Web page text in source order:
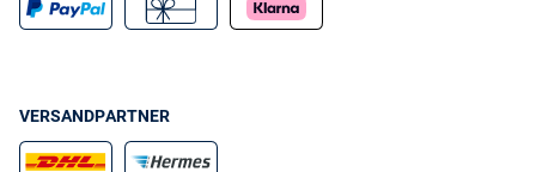
VERSANDPARTNER